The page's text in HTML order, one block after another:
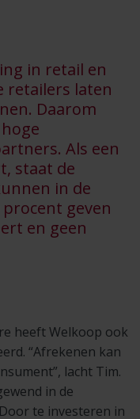
in retail en
retailers laten
Daarom
Als een
staat de
in de
geven
en geen
heeft Welkoop ook
“Afrekenen kan
lacht Tim.
in de
te investeren in